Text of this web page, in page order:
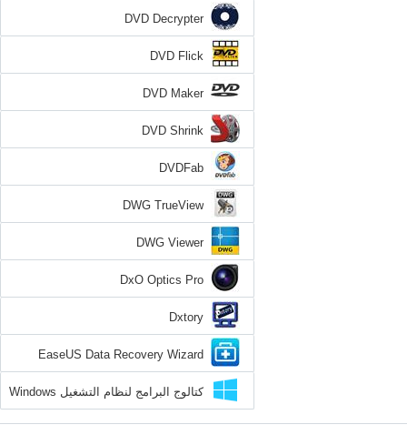
DVD Decrypter
DVD Flick
DVD Maker
DVD Shrink
DVDFab
DWG TrueView
DWG Viewer
DxO Optics Pro
Dxtory
EaseUS Data Recovery Wizard
كتالوج البرامج لنظام التشغيل Windows
8